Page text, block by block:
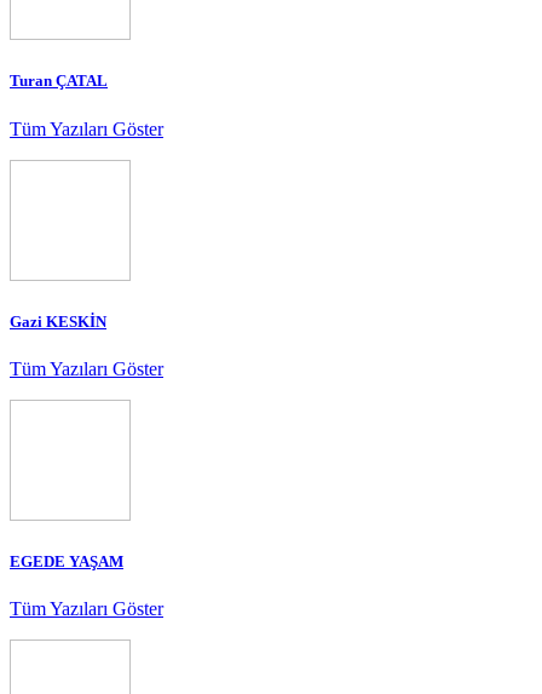
Turan ÇATAL
Tüm Yazıları Göster
Gazi KESKİN
Tüm Yazıları Göster
EGEDE YAŞAM
Tüm Yazıları Göster